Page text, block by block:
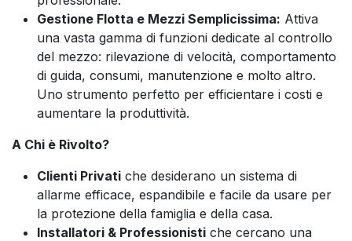
Gestione Flotta e Mezzi Semplicissima: Attiva
una vasta gamma di funzioni dedicate al controllo
del mezzo: rilevazione di velocità, comportamento
di guida, consumi, manutenzione e molto altro.
Uno strumento perfetto per efficientare i costi e
aumentare la produttività.
A Chi è Rivolto?
Clienti Privati che desiderano un sistema di
allarme efficace, espandibile e facile da usare per
la protezione della famiglia e della casa.
Installatori & Professionisti che cercano una